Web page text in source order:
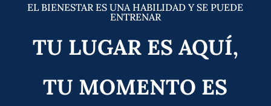
EL BIENESTAR ES UNA HABILIDAD Y SE PUEDE
ENTRENAR
TU LUGAR ES AQUÍ,
TU MOMENTO ES